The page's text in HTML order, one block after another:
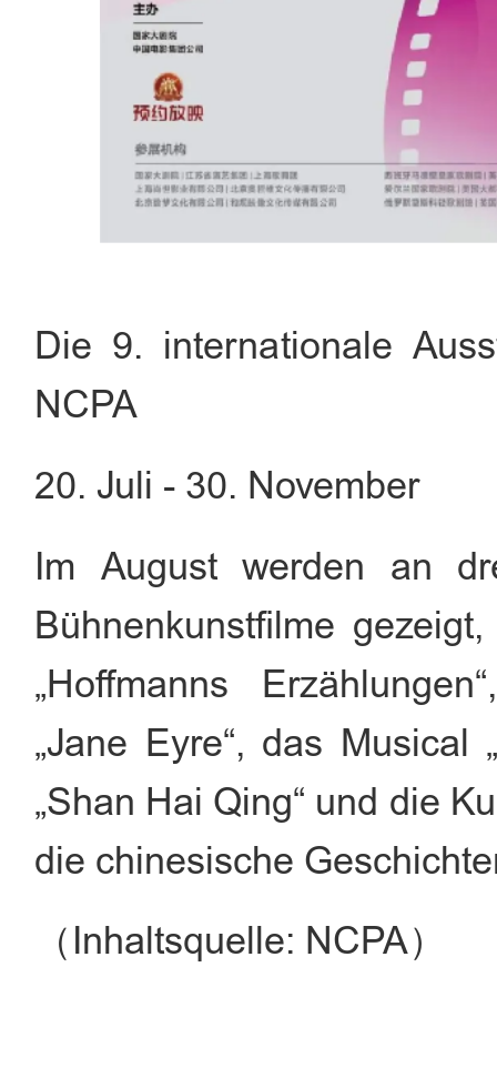
Die 9. internationale
NCPA
20. Juli - 30. November
Im August werden an
Bühnenkunstfilme
„Hoffmanns
„Jane Eyre“, das Musical
„Shan Hai Qing“ und die
die chinesische
（Inhaltsquelle: NCPA）